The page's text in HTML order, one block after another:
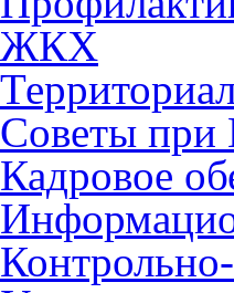
ЖКХ
Советы при
Кадровое